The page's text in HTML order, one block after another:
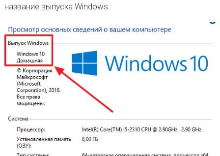
название выпуска Windows.